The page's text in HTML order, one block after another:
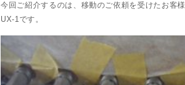
今回ご紹介するのは、移動のご依頼を受けたお客
UX-1です。